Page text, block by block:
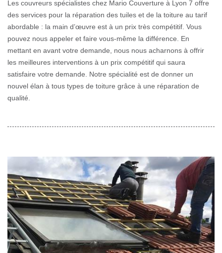
Les couvreurs spécialistes chez Mario Couverture à Lyon 7 offre
des services pour la réparation des tuiles et de la toiture au tarif
abordable : la main d’œuvre est à un prix très compétitif. Vous
pouvez nous appeler et faire vous-même la différence. En
mettant en avant votre demande, nous nous acharnons à offrir
les meilleures interventions à un prix compétitif qui saura
satisfaire votre demande. Notre spécialité est de donner un
nouvel élan à tous types de toiture grâce à une réparation de
qualité.